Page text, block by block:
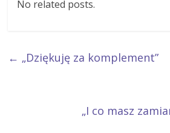
No related posts.
← „Dziękuję za komplement”
„I co masz